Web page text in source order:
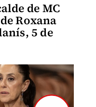
de MC
Roxana
5 de